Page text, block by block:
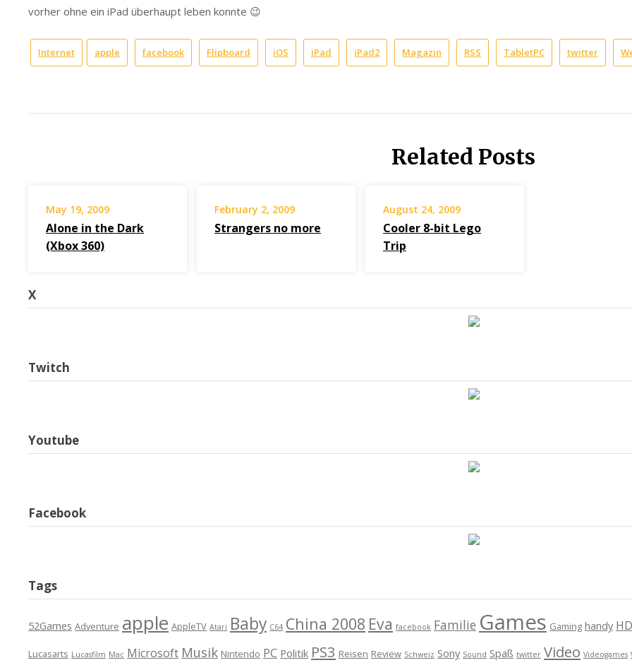
vorher ohne ein iPad überhaupt leben konnte 😉
Internet apple facebook Flipboard iOS iPad iPad2 Magazin RSS TabletPC twitter
Related Posts
May 19, 2009
Alone in the Dark
(Xbox 360)
February 2, 2009
Strangers no more
August 24, 2009
Cooler 8-bit Lego
Trip
X
Twitch
Youtube
Facebook
Tags
52Games Adventure apple AppleTV Atari Baby C64 China 2008 Eva facebook Familie Games Gaming handy
Lucasarts Lucasfilm Mac Microsoft Musik Nintendo PC Politik PS3 Reisen Review Schweiz Sony Sound Spaß twitter Video Videogames